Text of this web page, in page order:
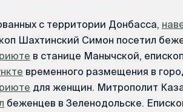
с территории Донбасса,
Шахтинский Симон посетил
в станице Манычской,
временного размещения в
для женщин. Митрополит
беженцев в Зеленодольске.